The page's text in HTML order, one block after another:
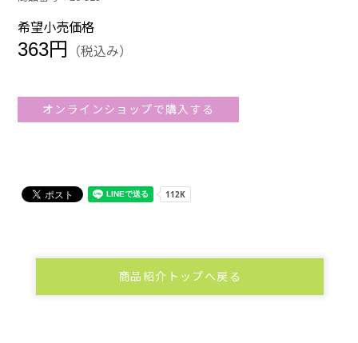
希望小売価格
363円 （税込み）
オンラインショップで購入する
商品紹介トップへ戻る